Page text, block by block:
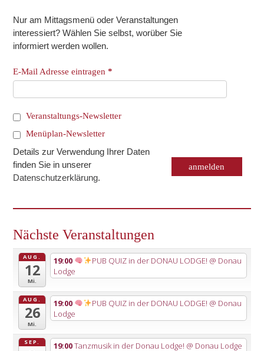
Nur am Mittagsmenü oder Veranstaltungen
interessiert? Wählen Sie selbst, worüber Sie
informiert werden wollen.
E-Mail Adresse eintragen*
Veranstaltungs-Newsletter
Menüplan-Newsletter
Details zur Verwendung Ihrer Daten
finden Sie in unserer
Datenschutzerklärung.
Nächste Veranstaltungen
AUG.
12
Mi.
19:00 PUB QUIZ in der DONAU LODGE! @ Donau
Lodge
AUG.
26
Mi.
19:00 PUB QUIZ in der DONAU LODGE! @ Donau
Lodge
SEP. 19:00Tanzmusik in der Donau Lodge! @ Donau Lodge